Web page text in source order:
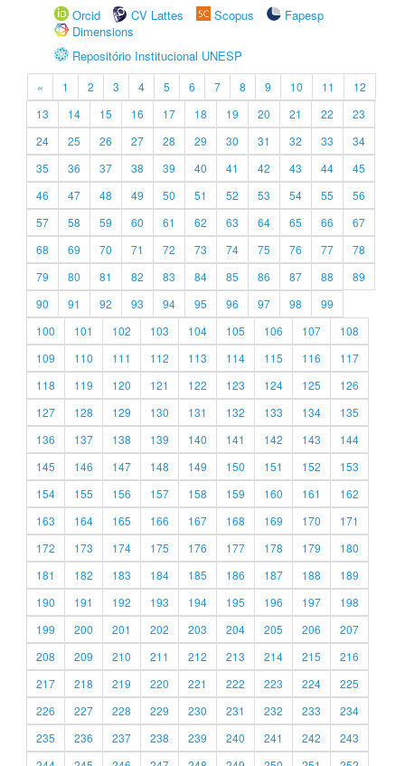
Orcid
CV Lattes Scopus
Fapesp
Dimensions
Repositório Institucional UNESP
« 1 2 3 4 5 6 7 8 9 10 11
12
13
14 15 16 17 18 19 20 21 22
23
24
25 26 27 28 29 30 31 32 33
34
35
36 37 38 39 40 41 42 43 44
45
46
47 48 49 50 51 52 53 54 55
56
57
58 59 60 61 62 63 64 65 66
67
68
69 70 71 72 73 74 75 76 77
78
79
80 81 82 83 84 85 86 87 88
89
90
91 92 93 94 95 96 97 98
99
100
101 102 103 104 105 106 107
108
109
110 111 112 113 114 115 116
117
118
119 120 121 122 123 124 125
126
127
128 129 130 131 132 133 134
135
136
137 138 139 140 141 142 143
144
145
146 147 148 149 150 151 152
153
154
155 156 157 158 159 160 161
162
163
164 165 166 167 168 169 170
171
172
173 174 175 176 177 178 179
180
181
182 183 184 185 186 187 188
189
190
191 192 193 194 195 196 197
198
199
200 201 202 203 204 205 206
207
208
209 210 211 212 213 214 215
216
217
218 219 220 221 222 223 224
225
226
227 228 229 230 231 232 233
234
235
236 237 238 239 240 241 242
243